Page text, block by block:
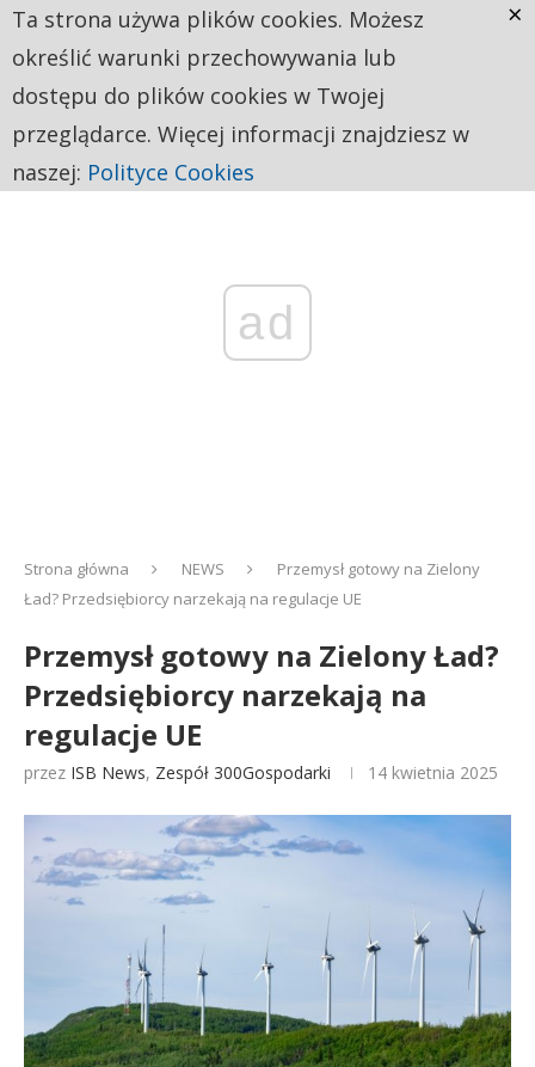
ad
Strona główna NEWS
Przemysł gotowy na Zielony
Ład? Przedsiębiorcy narzekają na regulacje UE
Przemysł gotowy na Zielony Ład?
Przedsiębiorcy narzekają na
regulacje UE
przez ISB News, Zespół 300Gospodarki 14 kwietnia 2025
Ta strona używa plików cookies. Możesz
określić warunki przechowywania lub
dostępu do plików cookies w Twojej
przeglądarce. Więcej informacji znajdziesz w
naszej: Polityce Cookies
×